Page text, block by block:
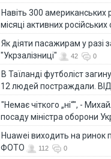
Навіть 300 американських
місяці активних російських
Як діяти пасажирам у разі
"Укрзалізниці"
42 0
В Таїланді футболіст
12 людей постраждали.
"Немає чіткого „ні“", -
посаду міністра оборони
Huawei виходить на ринок
ФОТО
112 0